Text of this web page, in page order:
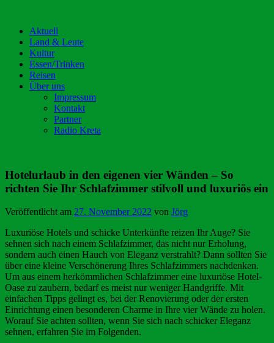
Aktuell
Land & Leute
Kultur
Essen/Trinken
Reisen
Über uns
Impressum
Kontakt
Partner
Radio Kreta
Hotelurlaub in den eigenen vier Wänden – So
richten Sie Ihr Schlafzimmer stilvoll und luxuriös ein
Veröffentlicht am 27. November 2022 von Jörg
Luxuriöse Hotels und schicke Unterkünfte reizen Ihr Auge? Sie
sehnen sich nach einem Schlafzimmer, das nicht nur Erholung,
sondern auch einen Hauch von Eleganz verstrahlt? Dann sollten Sie
über eine kleine Verschönerung Ihres Schlafzimmers nachdenken.
Um aus einem herkömmlichen Schlafzimmer eine luxuriöse Hotel-
Oase zu zaubern, bedarf es meist nur weniger Handgriffe. Mit
einfachen Tipps gelingt es, bei der Renovierung oder der ersten
Einrichtung einen besonderen Charme in Ihre vier Wände zu holen.
Worauf Sie achten sollten, wenn Sie sich nach schicker Eleganz
sehnen, erfahren Sie im Folgenden.